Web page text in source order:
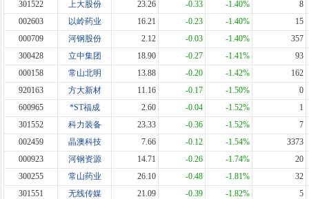
301522
上大股份 23.26 -0.33 -1.40%
8
002603
以岭药业 16.21 -0.23 -1.40%
15
000709
河钢股份 2.12 -0.03 -1.40%
357
300428
立中集团 18.90 -0.27 -1.41%
93
000158
常山北明 13.88 -0.20 -1.42%
162
920163
方大新材 11.16 -0.17 -1.50%
0
600965
*ST福成 2.60 -0.04 -1.52%
1
301552
科力装备 23.33 -0.36 -1.52%
7
002459
晶澳科技 7.66 -0.12 -1.54%
3373
000923
河钢资源 14.71 -0.26 -1.74%
20
300255
常山药业 26.10 -0.48 -1.81%
32
301551
无线传媒 21.09 -0.39 -1.82%
5